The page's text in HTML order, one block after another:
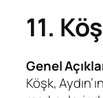
11.
Genel
Köşk,